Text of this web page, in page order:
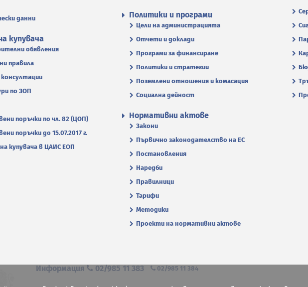
данни
Политики и програми
Цели на администрацията
Отчети и доклади
Програми за финансиране
Политики и стратегии
Поземлени отношения и комасация
Социална дейност
купувача
обявления
правила
по ЗОП
поръчки по чл. 82 (ЦОП)
поръчки до 15.07.2017 г.
купувача в ЦАИС ЕОП
Нормативни актове
Закони
Първично законодателство на ЕС
Постановления
Наредби
Правилници
Тарифи
Методики
Проекти на нормативни актове
Информация 02/985 11 383 02/985 11 384